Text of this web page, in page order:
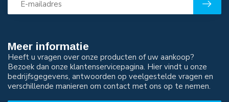
Meer informatie
Heeft u vragen over onze producten of uw aankoop?
Bezoek dan onze klantenservicepagina. Hier vindt u onze
bedrijfsgegevens, antwoorden op veelgestelde vragen en
verschillende manieren om contact met ons op te nemen.